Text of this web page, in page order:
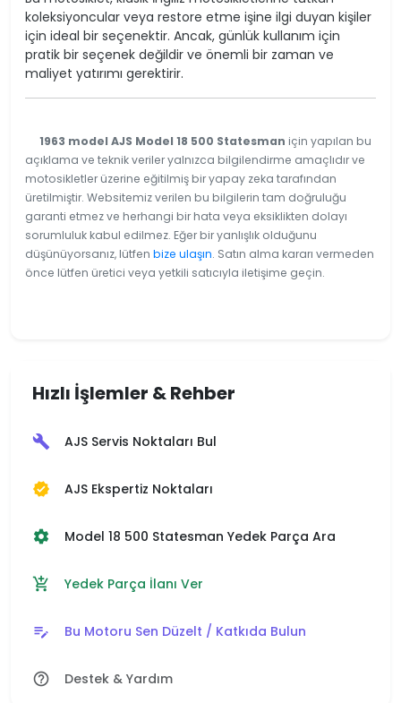
koleksiyoncular veya restore etme işine ilgi duyan kişiler
için ideal bir seçenektir. Ancak, günlük kullanım için
pratik bir seçenek değildir ve önemli bir zaman ve
maliyet yatırımı gerektirir.
1963 model AJS Model 18 500 Statesman için yapılan bu
açıklama ve teknik veriler yalnızca bilgilendirme amaçlıdır ve
motosikletler üzerine eğitilmiş bir yapay zeka tarafından
üretilmiştir. Websitemiz verilen bu bilgilerin tam doğruluğu
garanti etmez ve herhangi bir hata veya eksiklikten dolayı
sorumluluk kabul edilmez. Eğer bir yanlışlık olduğunu
düşünüyorsanız, lütfen bize ulaşın. Satın alma kararı vermeden
önce lütfen üretici veya yetkili satıcıyla iletişime geçin.
Hızlı İşlemler & Rehber
build AJS Servis Noktaları Bul
verified AJS Ekspertiz Noktaları
settings Model 18 500 Statesman Yedek Parça Ara
add_shopping_cart Yedek Parça İlanı Ver
edit_note Bu Motoru Sen Düzelt / Katkıda Bulun
help_outline Destek & Yardım